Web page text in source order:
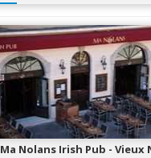
Ma Nolans Irish Pub - Vieux